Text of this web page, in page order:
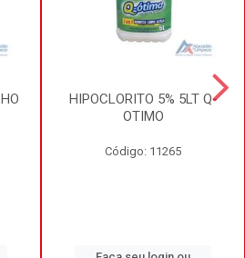
HIPOCLORITO 5% 5LT Q-
OTIMO
Código: 11265